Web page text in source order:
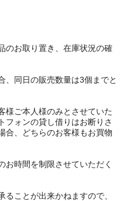
のお取り置き、在庫状況の確
同日の販売数量は3個までと
様ご本人様のみとさせていた
フォンの貸し借りはお断りさ
合、どちらのお客様もお買物
時間を制限させていただく
ことが出来かねますので、